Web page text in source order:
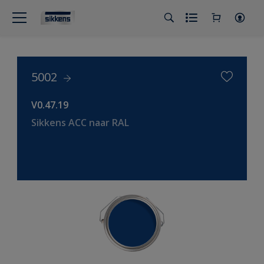
5002
V0.47.19
Sikkens ACC naar RAL